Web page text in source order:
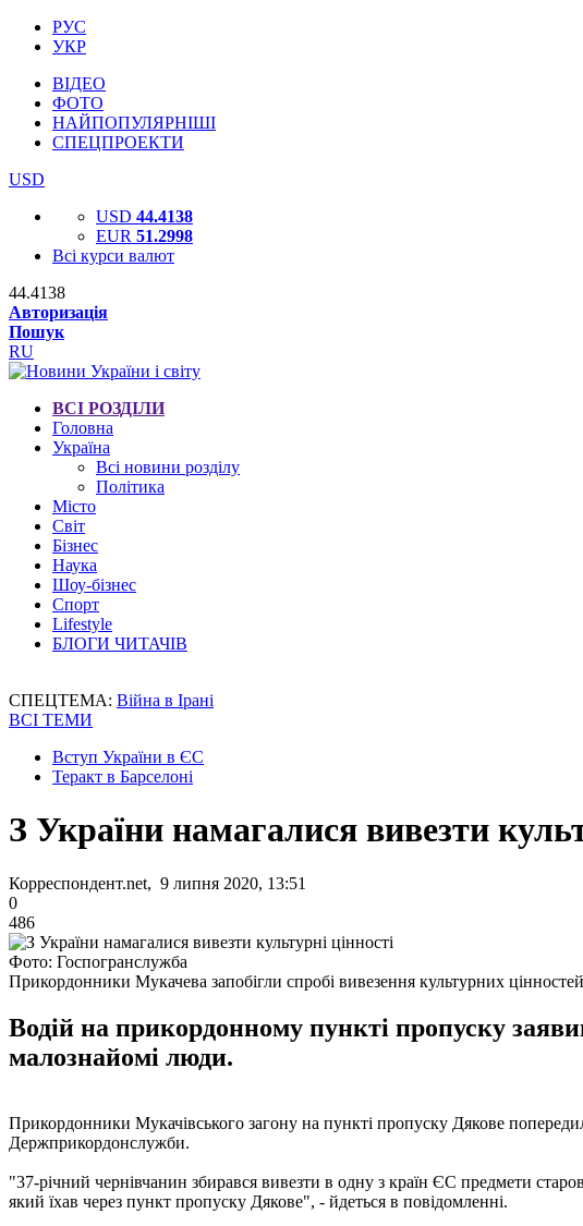
РУС
УКР
ВІДЕО
ФОТО
НАЙПОПУЛЯРНІШІ
СПЕЦПРОЕКТИ
USD
USD 44.4138
EUR 51.2998
Всі курси валют
44.4138
Авторизація
Пошук
RU
ВСІ РОЗДІЛИ
Головна
Україна
Всі новини розділу
Політика
Місто
Світ
Бізнес
Наука
Шоу-бізнес
Спорт
Lifestyle
БЛОГИ ЧИТАЧІВ
СПЕЦТЕМА: Війна в Ірані
ВСІ ТЕМИ
Вступ України в ЄС
Теракт в Барселоні
З України намагалися вивезти
Корреспондент.net, 9 липня 2020, 13:51
0
486
Фото: Госпогранслужба
Прикордонники Мукачева запобігли спробі вивезення культурних цінностей
Водій на прикордонному пункті пропуску
малознайомі люди.
Прикордонники Мукачівського загону на пункті пропуску Дякове
Держприкордонслужби.
"37-річний чернівчанин збирався вивезти в одну з країн ЄС предмети
який їхав через пункт пропуску Дякове", - йдеться в повідомленні.